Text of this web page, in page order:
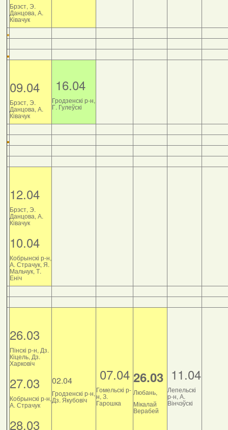
Брэст, Э.
Данцова, А.
Ківачук
09.04
Брэст, Э.
Данцова, А.
Ківачук
16.04
Гродзенскі р-н,
Г. Гулеўскі
12.04
Брэст, Э.
Данцова, А.
Ківачук
10.04
Кобрынскі р-н,
А. Страчук, Я.
Мальчук, Т.
Еніч
26.03
Пінскі р-н, Дз.
Кіцель, Дз.
Харковіч
27.03
Кобрынскі р-н,
А. Страчук
28.03
02.04
Гродзенскі р-н,
Дз. Якубовіч
07.04
Гомельскі р-
н, З.
Гарошка
26.03
Любань,
Мікалай
Верабей
11.04
Лепельскі
р-н, А.
Вінчэўскі